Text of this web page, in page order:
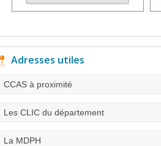
Adresses utiles
CCAS à proximité
Les CLIC du département
La MDPH